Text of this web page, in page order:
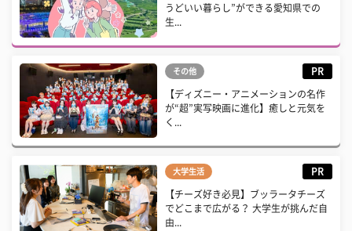
うどいい暮らし”ができる愛知県での
生...
その他 PR
【ディズニー・アニメーションの名作
が“超”実写映画に進化】癒しと元気を
く...
大学生活 PR
【チーズ好き必見】ブッラータチーズ
でどこまで広がる？ 大学生が挑んだ自
由...